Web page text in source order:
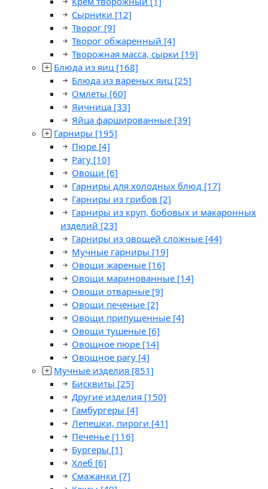
Сырники [12]
Творог [9]
Творог обжаренный [4]
Творожная масса, сырки [19]
Блюда из яиц [168]
Блюда из вареных яиц [25]
Омлеты [60]
Яичница [33]
Яйца фаршированные [39]
Гарниры [195]
Пюре [4]
Рагу [10]
Овощи [6]
Гарниры для холодных блюд [17]
Гарниры из грибов [2]
Гарниры из круп, бобовых и макаронных
изделий [23]
Гарниры из овощей сложные [44]
Мучные гарниры [19]
Овощи жареные [16]
Овощи маринованные [14]
Овощи отварные [9]
Овощи печеные [2]
Овощи припущенные [4]
Овощи тушеные [6]
Овощное пюре [14]
Овощное рагу [4]
Мучные изделия [851]
Бисквиты [25]
Другие изделия [150]
Гамбургеры [4]
Лепешки, пироги [41]
Печенье [116]
Бургеры [1]
Хлеб [6]
Смажанки [7]